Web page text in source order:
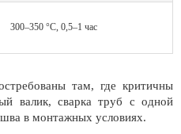
300–350 °C, 0,5–1 час
там, где критичны
валик, сварка труб с одной
в монтажных условиях.